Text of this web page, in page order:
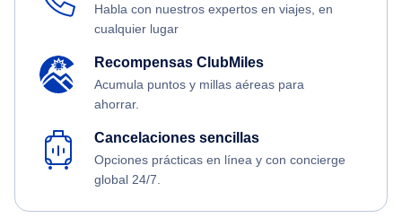
Habla con nuestros expertos en viajes, en
cualquier lugar
Recompensas ClubMiles
Acumula puntos y millas aéreas para
ahorrar.
Cancelaciones sencillas
Opciones prácticas en línea y con concierge
global 24/7.